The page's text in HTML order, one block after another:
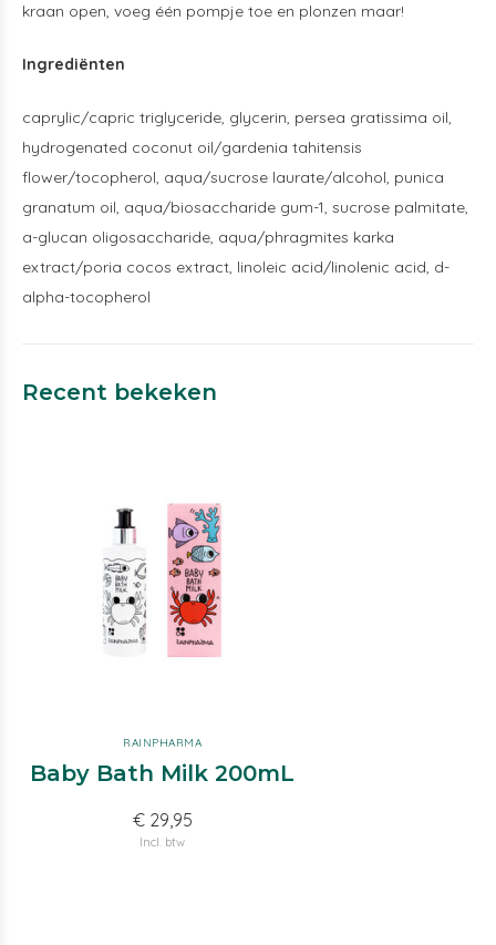
kraan open, voeg één pompje toe en plonzen maar!
Ingrediënten
caprylic/capric triglyceride, glycerin, persea gratissima oil,
hydrogenated coconut oil/gardenia tahitensis
flower/tocopherol, aqua/sucrose laurate/alcohol, punica
granatum oil, aqua/biosaccharide gum-1, sucrose palmitate,
a-glucan oligosaccharide, aqua/phragmites karka
extract/poria cocos extract, linoleic acid/linolenic acid, d-
alpha-tocopherol
Recent bekeken
RAINPHARMA
Baby Bath Milk 200mL
€ 29,95
Incl. btw